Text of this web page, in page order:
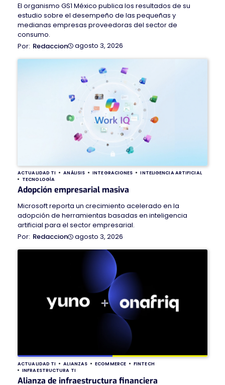
El organismo GS1 México publica los resultados de su
estudio sobre el desempeño de las pequeñas y
medianas empresas proveedoras del sector de
consumo.
Redaccion
agosto 3, 2026
ACTUALIDAD TI ANÁLISIS INTEGRACIONES
INTELIGENCIA ARTIFICIAL
TECNOLOGÍA
Adopción empresarial masiva
Microsoft reporta un crecimiento acelerado en la
adopción de herramientas basadas en inteligencia
artificial para el sector empresarial.
Redaccion
agosto 3, 2026
ACTUALIDAD TI ALIANZAS ECOMMERCE
FINTECH
INFRAESTRUCTURA TI
Alianza de infraestructura financiera